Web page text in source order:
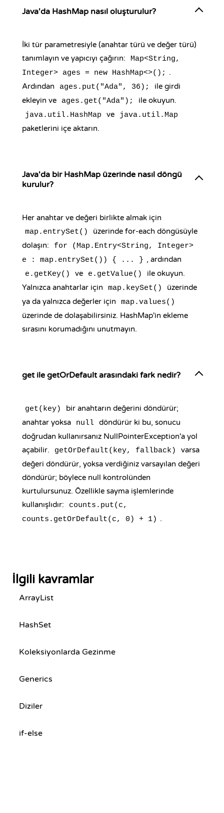
Java'da HashMap nasıl oluşturulur?
İki tür parametresiyle (anahtar türü ve değer türü)
tanımlayın ve yapıcıyı çağırın:
Map<String,
Integer> ages = new HashMap<>(); .
Ardından
ages.put("Ada", 36);
ile girdi
ekleyin ve
ages.get("Ada"); ile okuyun.
java.util.HashMap ve java.util.Map
paketlerini içe aktarın.
Java'da bir HashMap üzerinde nasıl döngü
kurulur?
Her anahtar ve değeri birlikte almak için
map.entrySet()
üzerinde for-each döngüsüyle
dolaşın:
for (Map.Entry<String, Integer>
e : map.entrySet()) { ... } , ardından
e.getKey() ve e.getValue()
ile okuyun.
Yalnızca anahtarlar için
map.keySet()
üzerinde
ya da yalnızca değerler için
map.values()
üzerinde de dolaşabilirsiniz. HashMap'in ekleme
sırasını korumadığını unutmayın.
get ile getOrDefault arasındaki fark nedir?
get(key)
bir anahtarın değerini döndürür;
anahtar yoksa
null döndürür ki bu, sonucu
doğrudan kullanırsanız NullPointerException'a yol
açabilir.
getOrDefault(key, fallback)
varsa
değeri döndürür, yoksa verdiğiniz varsayılan değeri
döndürür; böylece null kontrolünden
kurtulursunuz. Özellikle sayma işlemlerinde
kullanışlıdır:
counts.put(c,
counts.getOrDefault(c, 0) + 1) .
İlgili kavramlar
ArrayList
HashSet
Koleksiyonlarda Gezinme
Generics
Diziler
if-else